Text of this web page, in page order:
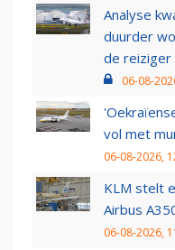
Analyse
duurder
de reiziger
06-08-
vol met
06-08-2026,
KLM stelt
Airbus
06-08-2026,